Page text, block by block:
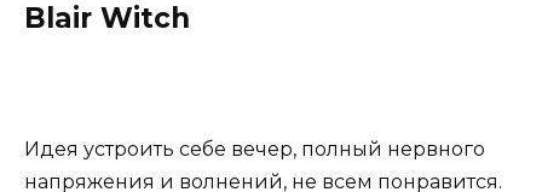
Blair Witch
Идея устроить себе вечер, полный нервного
напряжения и волнений, не всем понравится.